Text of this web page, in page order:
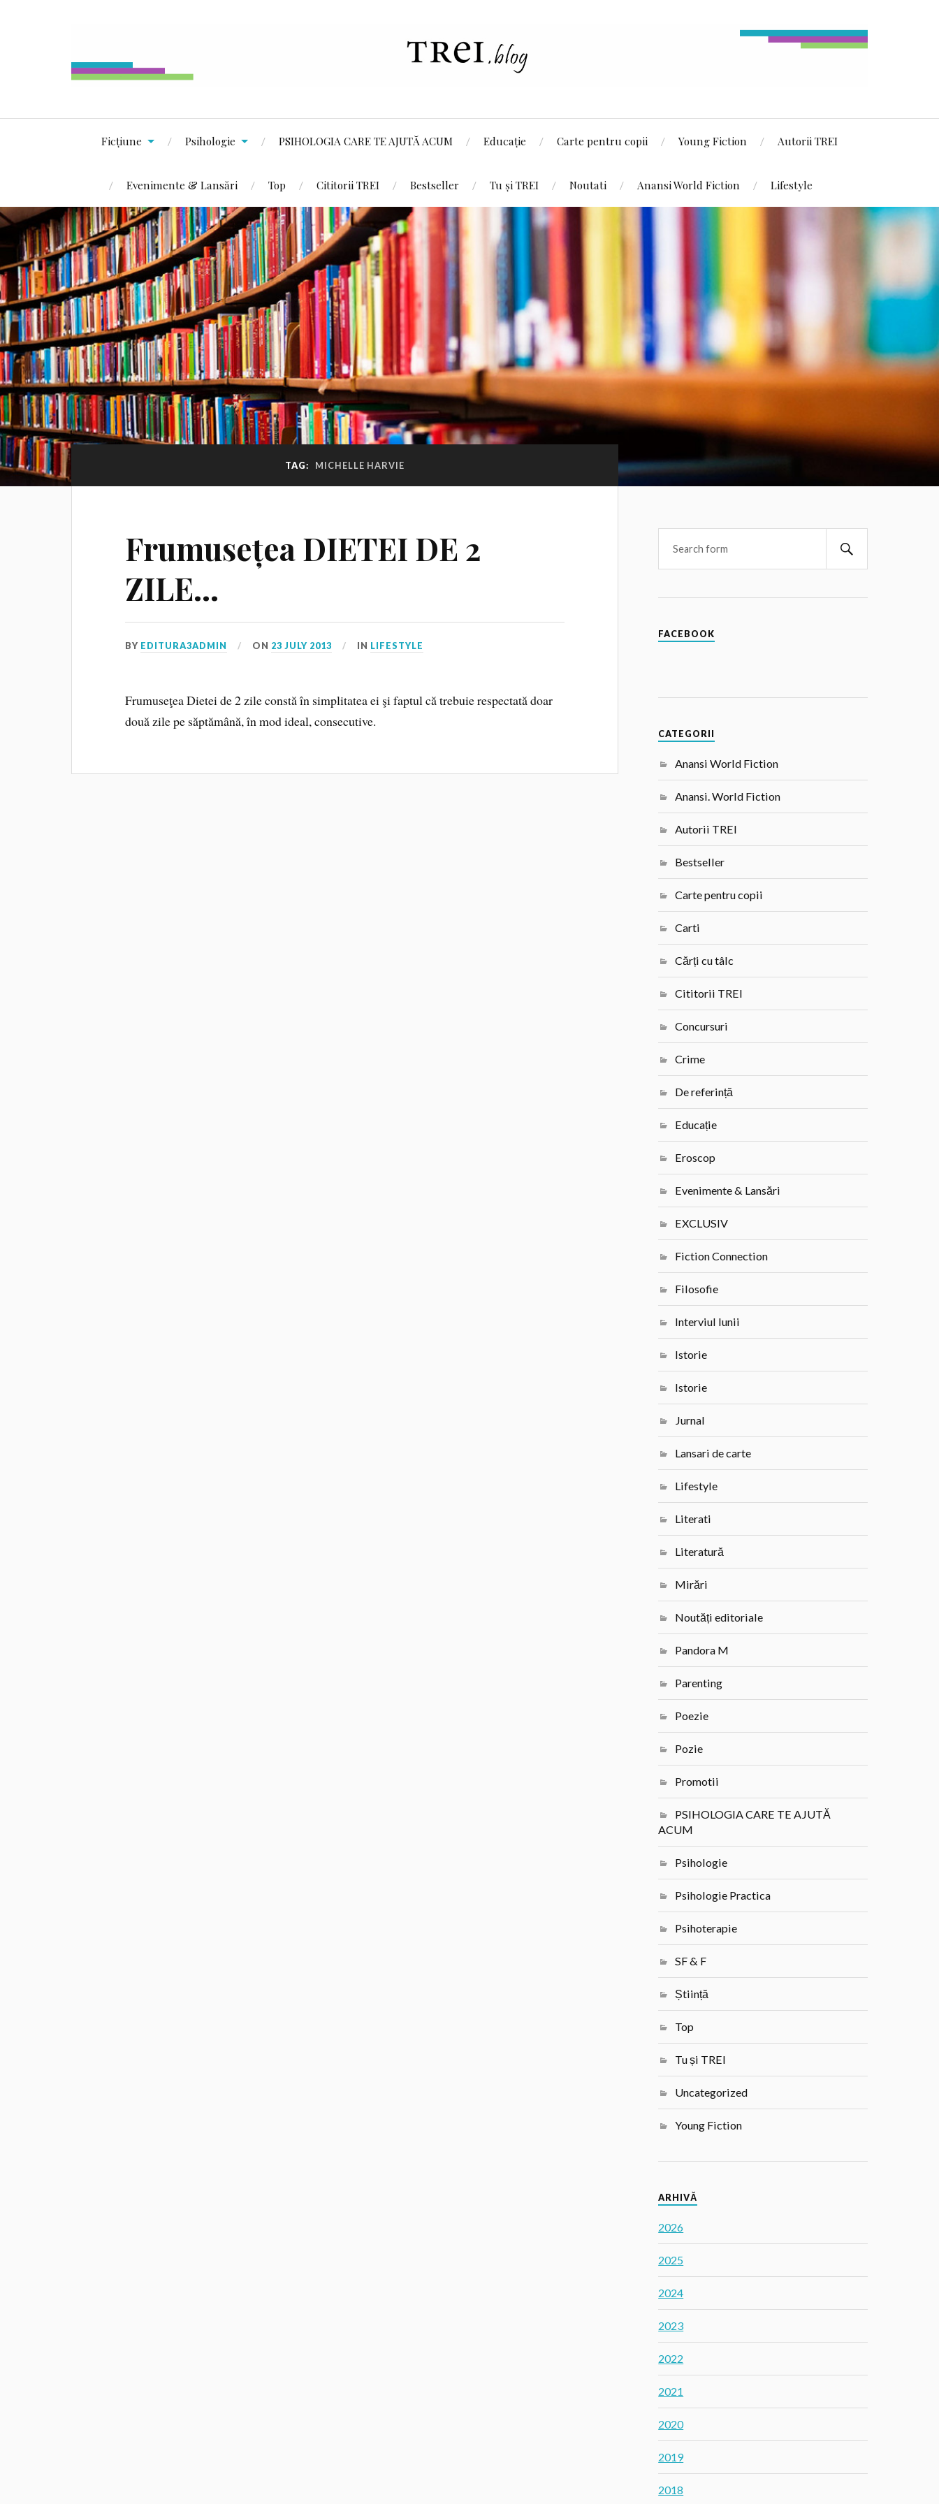
Ficțiune Psihologie PSIHOLOGIA CARE TE AJUTĂ ACUM Educație Carte pentru copii Young Fiction Autorii TREI
Evenimente & Lansări Top Cititorii TREI Bestseller Tu și TREI Noutati Anansi World Fiction Lifestyle
TAG: MICHELLE HARVIE
Frumusețea DIETEI DE 2
ZILE…
BY EDITURA3ADMIN ON 23 JULY 2013 IN LIFESTYLE
Frumuseţea Dietei de 2 zile constă în simplitatea ei şi faptul că trebuie respectată doar
două zile pe săptămână, în mod ideal, consecutive.
FACEBOOK
CATEGORII
Anansi World Fiction
Anansi. World Fiction
Autorii TREI
Bestseller
Carte pentru copii
Carti
Cărți cu tâlc
Cititorii TREI
Concursuri
Crime
De referință
Educație
Eroscop
Evenimente & Lansări
EXCLUSIV
Fiction Connection
Filosofie
Interviul lunii
Istorie
Istorie
Jurnal
Lansari de carte
Lifestyle
Literati
Literatură
Mirări
Noutăți editoriale
Pandora M
Parenting
Poezie
Pozie
Promotii
PSIHOLOGIA CARE TE AJUTĂ
ACUM
Psihologie
Psihologie Practica
Psihoterapie
SF & F
Știință
Top
Tu și TREI
Uncategorized
Young Fiction
ARHIVĂ
2026
2025
2024
2023
2022
2021
2020
2019
2018